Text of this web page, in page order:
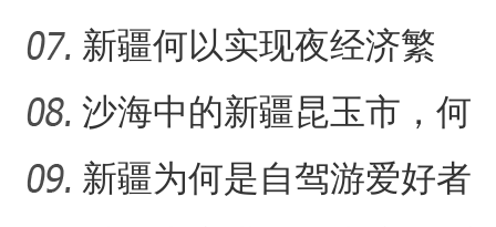
盐碱地变“聚宝盆”？
新疆何以实现夜经济繁
荣、释放新活力？一场现
场推
沙海中的新疆昆玉市，何
以让人难忘？
新疆为何是自驾游爱好者